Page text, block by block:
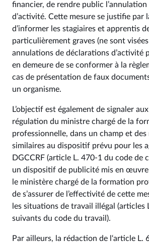
financier, de rendre public l’annulation
d’activité. Cette mesure se justifie par
d’informer les stagiaires et apprentis
particulièrement graves (ne sont
annulations de déclarations d’activité
en demeure de se conformer à la
cas de présentation de faux
un organisme.
L’objectif est également de signaler
régulation du ministre chargé de la
professionnelle, dans un champ et des
similaires au dispositif prévu pour les
DGCCRF (article L. 470-1 du code de
un dispositif de publicité mis en
le ministère chargé de la formation
de s’assurer de l’effectivité de cette
les situations de travail illégal (articles
suivants du code du travail).
Par ailleurs, la rédaction de l‘article L.